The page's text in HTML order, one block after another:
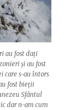
au fost dați
și au fost
care s-au întors
fost bieții
Sfântul
dar n-am cum